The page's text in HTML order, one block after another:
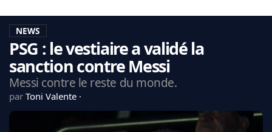
LA CHARTE
VIE PRIVÉE
CGU
CONTACTEZ-NOUS
NEWS
PSG : le vestiaire a validé la
sanction contre Messi
Messi contre le reste du monde.
par Toni Valente